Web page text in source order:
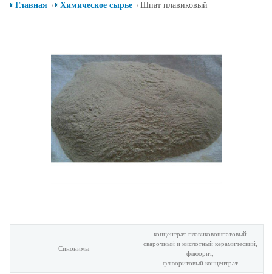
Главная / Химическое сырье / Шпат плавиковый
Синонимы
концентрат плавиковошпатовый
сварочный и кислотный керамический,
флюорит,
флюоритовый концентрат